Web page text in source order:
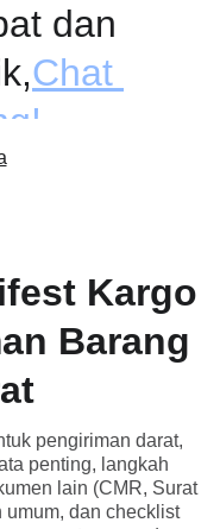
dan
,Chat
Kargo
Barang
pengiriman darat,
penting, langkah
lain (CMR, Surat
umum, dan checklist